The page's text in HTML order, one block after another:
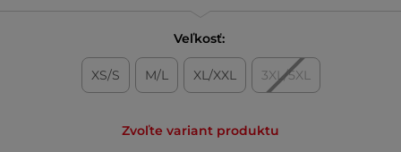
Veľkosť:
XS/S M/L XL/XXL 3XL/5XL
Zvoľte variant produktu